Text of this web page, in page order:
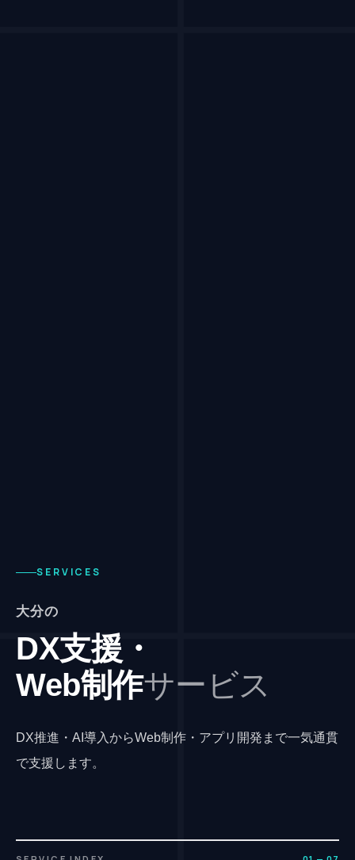
SERVICES
大分の
DX支援・
Web制作サービス
DX推進・AI導入からWeb制作・アプリ開発まで一気通貫
で支援します。